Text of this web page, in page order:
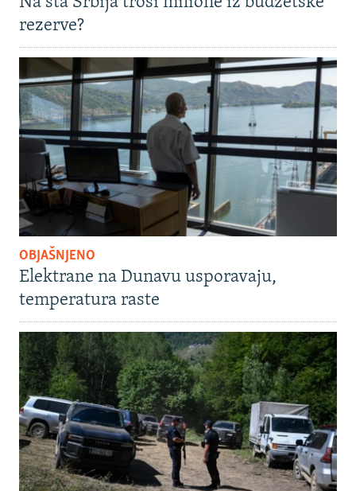
rezerve?
OBJAŠNJENO
Elektrane na Dunavu usporavaju,
temperatura raste